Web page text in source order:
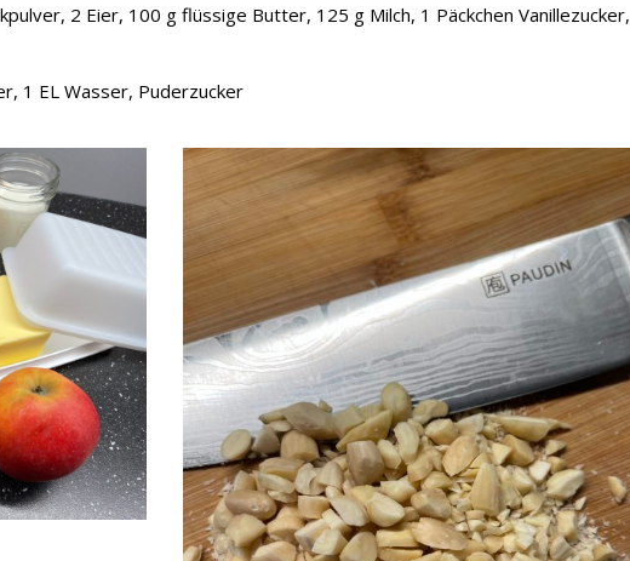
2 Eier, 100 g flüssige Butter, 125 g Milch, 1 Päckchen Vanillezucker,
1 EL Wasser, Puderzucker